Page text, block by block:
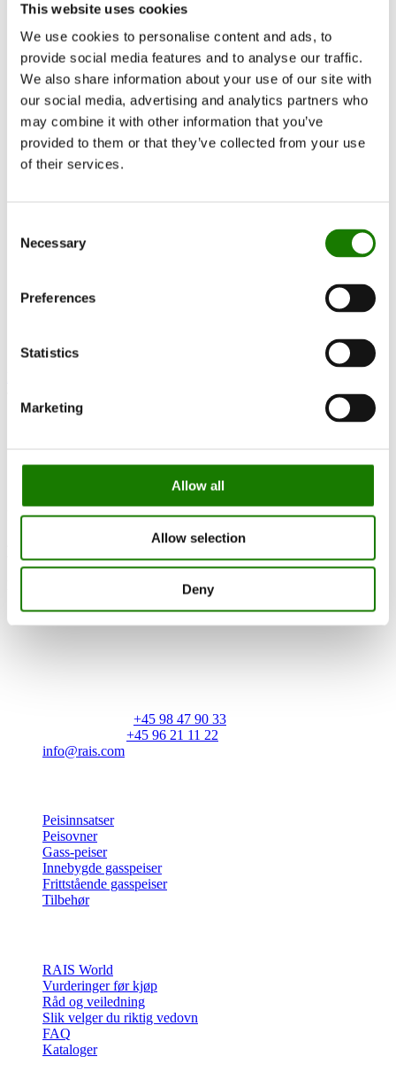
This website uses cookies
We use cookies to personalise content and ads, to
provide social media features and to analyse our traffic.
We also share information about your use of our site with
our social media, advertising and analytics partners who
may combine it with other information that you’ve
provided to them or that they’ve collected from your use
of their services.
Selection
Necessary
Preferences
Statistics
Marketing
Allow all
Allow selection
Deny
Biopeiser
RAIS 3D
Dokumentasjon og veiledninger
Inspirasjon
RAIS World
Vurderinger før kjøp
Råd og veiledning
Slik velger du riktig vedovn
Bli inspirert
Kundeservice
Garanti
RAIS A/S
+45 98 47 90 33
+45 96 21 11 22
info@rais.com
Peisinnsatser
Peisovner
Gass-peiser
Innebygde gasspeiser
Frittstående gasspeiser
Tilbehør
RAIS World
Vurderinger før kjøp
Råd og veiledning
Slik velger du riktig vedovn
FAQ
Kataloger